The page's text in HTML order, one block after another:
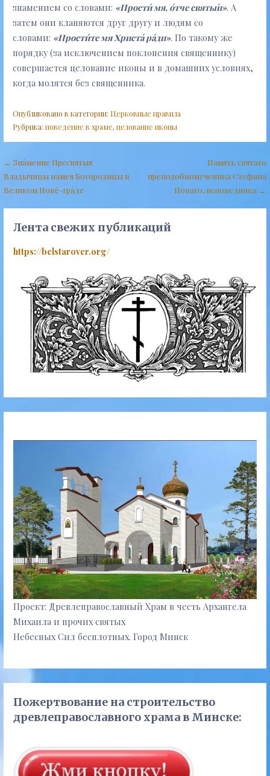
знамением со словами: «Прости́ мя, о́тче святы́и». А
затем они кланяются друг другу и людям со
словами: «Прости́те мя Христа́ ра́ди». По такому же
порядку (за исключением поклонения священнику)
совершается целование иконы и в домашних условиях,
когда молятся без священника.
Опубликовано в категории: Церковные правила
Рубрика: поведение в храме, целование иконы
Навигация
по
записям
← Зна́мение Пресвятыя
Владычицы нашея Богородицы в
Великом Нове́-гра́де
Память святаго
преподобномученика Стефана
Новаго, исповедника →
Лента свежих публикаций
https://belstarover.org/
Проект: Древлеправославный Храм в честь Архангела
Михаила и прочих святых
Небесных Сил бесплотных. Город Минск
Пожертвование на строительство
древлеправославного храма в Минске: